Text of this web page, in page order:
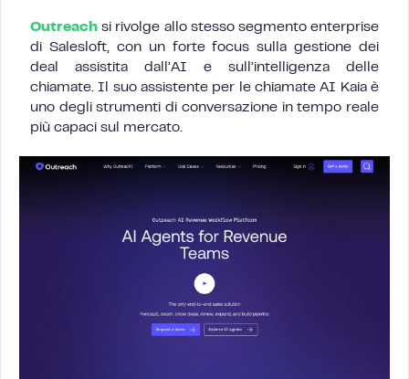
Outreach si rivolge allo stesso segmento enterprise
di Salesloft, con un forte focus sulla gestione dei
deal assistita dall’AI e sull’intelligenza delle
chiamate. Il suo assistente per le chiamate AI Kaia è
uno degli strumenti di conversazione in tempo reale
più capaci sul mercato.